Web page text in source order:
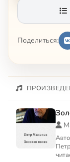
Поделиться: